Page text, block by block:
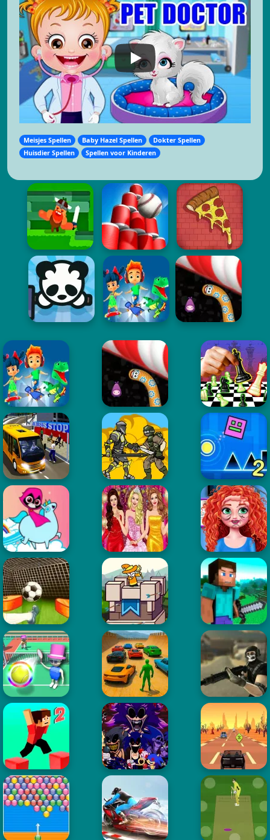
Meisjes Spellen Baby Hazel Spellen
Dokter Spellen
Huisdier Spellen
Spellen voor Kinderen